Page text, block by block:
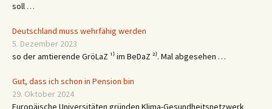
soll …
Deutschland muss wehrfähig werden
5. Dezember 2023
so der amtierende GröLaZ ¹⁾ im BeDaZ ²⁾. Mal abgesehen …
Gut, dass ich schon in Pension bin
29. Oktober 2024
Europäische Universitäten gründen Klima-Gesundheitsnetzwerk